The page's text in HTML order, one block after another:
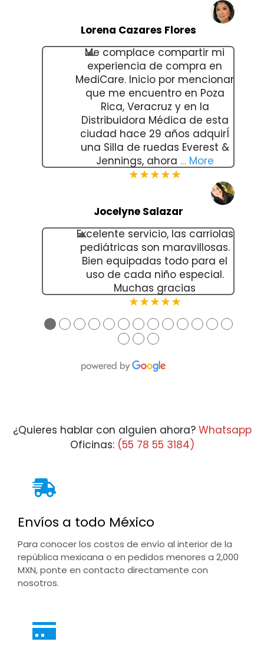
Lorena Cazares Flores
Me complace compartir mi
experiencia de compra en
MediCare. Inicio por mencionar
que me encuentro en Poza
Rica, Veracruz y en la
Distribuidora Médica de esta
ciudad hace 29 años adquirÍ
una Silla de ruedas Everest &
Jennings, ahora … More
★★★★★
Jocelyne Salazar
Excelente servicio, las carriolas
pediátricas son maravillosas.
Bien equipadas todo para el
uso de cada niño especial.
Muchas gracias
★★★★★
●●●●●●●●●●●●●
●●●
¿Quieres hablar con alguien ahora? Whatsapp
Oficinas: (55 78 55 3184)
Envíos a todo México
Para conocer los costos de envío al interior de la
república mexicana o en pedidos menores a 2,000
MXN, ponte en contacto directamente con
nosotros.